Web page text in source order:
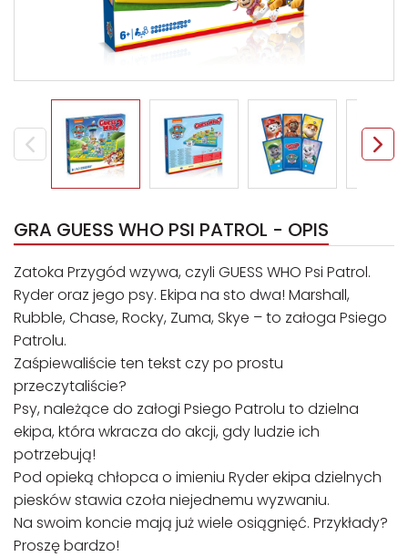
GRA GUESS WHO PSI PATROL - OPIS
Zatoka Przygód wzywa, czyli GUESS WHO Psi Patrol.
Ryder oraz jego psy. Ekipa na sto dwa! Marshall,
Rubble, Chase, Rocky, Zuma, Skye – to załoga Psiego
Patrolu.
Zaśpiewaliście ten tekst czy po prostu
przeczytaliście?
Psy, należące do załogi Psiego Patrolu to dzielna
ekipa, która wkracza do akcji, gdy ludzie ich
potrzebują!
Pod opieką chłopca o imieniu Ryder ekipa dzielnych
piesków stawia czoła niejednemu wyzwaniu.
Na swoim koncie mają już wiele osiągnięć. Przykłady?
Proszę bardzo!